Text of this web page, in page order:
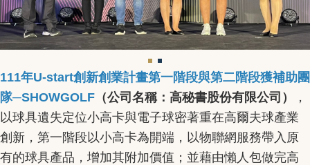
111年U-start創新創業計畫第一階段與第二階段獲補助團
隊─SHOWGOLF （公司名稱：高秘書股份有限公司）
，
以球具遺失定位小高卡與電子球密著重在高爾夫球產業
創新，第一階段以小高卡為開端，以物聯網服務帶入原
有的球具產品，增加其附加價值；並藉由懶人包做完高